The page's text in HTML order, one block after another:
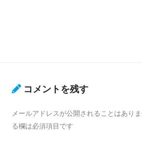
コメントを残す
メールアドレスが公開されることはありま
る欄は必須項目です